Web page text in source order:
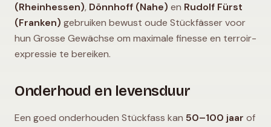
(Rheinhessen), Dönnhoff (Nahe) en Rudolf Fürst
(Franken) gebruiken bewust oude Stückfässer voor
hun Grosse Gewächse om maximale finesse en terroir-
expressie te bereiken.
Onderhoud en levensduur
Een goed onderhouden Stückfass kan 50–100 jaar of